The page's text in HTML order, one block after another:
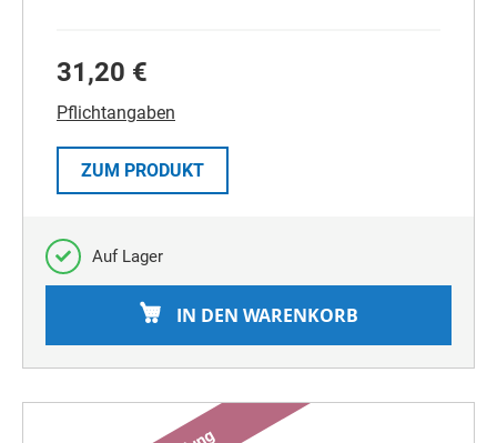
31,20 €
Pflichtangaben
ZUM PRODUKT
Auf Lager
IN DEN WARENKORB